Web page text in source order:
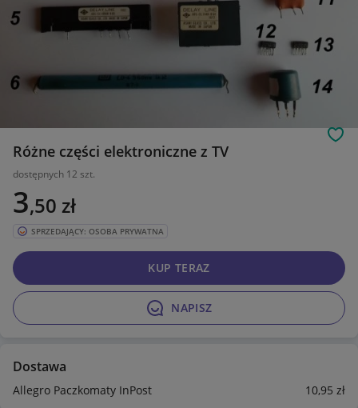
Różne części elektroniczne z TV
dostępnych 12 szt.
3,50 zł
SPRZEDAJĄCY: OSOBA PRYWATNA
NAPISZ
KUP TERAZ
Dostawa
Allegro Paczkomaty InPost 10,95 zł